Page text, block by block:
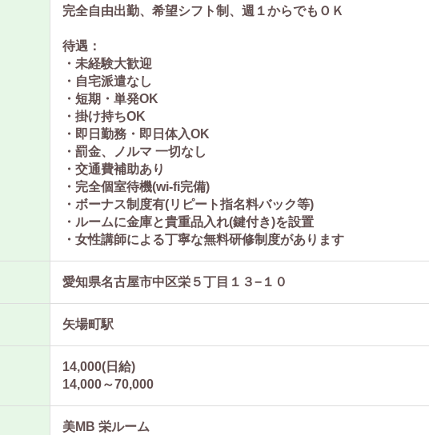
完全自由出勤、希望シフト制、週１からでもＯＫ
待遇：
・未経験大歓迎
・自宅派遣なし
・短期・単発OK
・掛け持ちOK
・即日勤務・即日体入OK
・罰金、ノルマ 一切なし
・交通費補助あり
・完全個室待機(wi-fi完備)
・ボーナス制度有(リピート指名料バック等)
・ルームに金庫と貴重品入れ(鍵付き)を設置
・女性講師による丁寧な無料研修制度があります
愛知県名古屋市中区栄５丁目１３−１０
矢場町駅
14,000(日給)
14,000～70,000
美MB 栄ルーム